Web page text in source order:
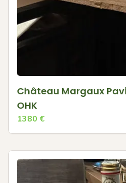
Château Margaux
OHK
1380 €